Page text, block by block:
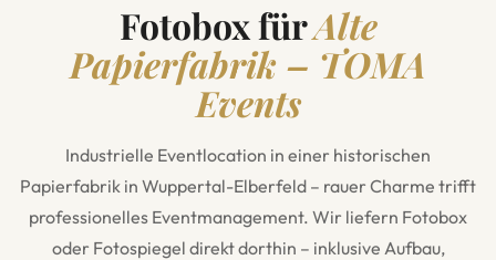
Fotobox fürAlte
Papierfabrik – TOMA
Events
Industrielle Eventlocation in einer historischen
Papierfabrik in Wuppertal-Elberfeld – rauer Charme trifft
professionelles Eventmanagement. Wir liefern Fotobox
oder Fotospiegel direkt dorthin – inklusive Aufbau,